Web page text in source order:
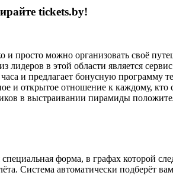
tickets.by!
просто можно организовать своё
лидеров в этой области является
и предлагает бонусную программу
и открытое отношение к каждому, кто
в выстраивании пирамиды
форма, в графах которой
Система автоматически подберёт